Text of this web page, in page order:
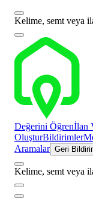
Kelime, semt veya
Değerini Öğrenİlan
OluşturBildirimler
Aramalar Geri
Kelime, semt veya